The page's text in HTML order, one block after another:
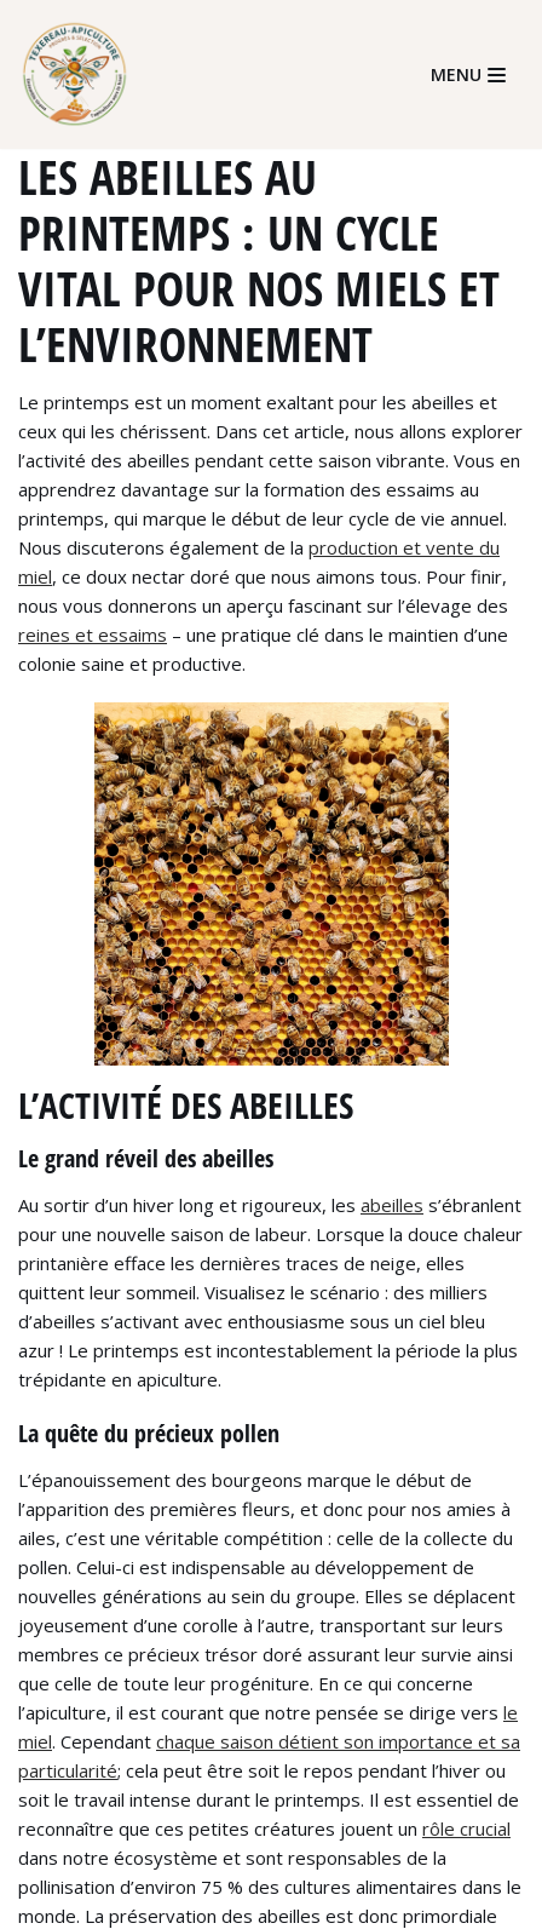
Skip
to
content
MENU
LES ABEILLES AU
PRINTEMPS : UN CYCLE
VITAL POUR NOS MIELS ET
L’ENVIRONNEMENT
Le printemps est un moment exaltant pour les abeilles et
ceux qui les chérissent. Dans cet article, nous allons explorer
l’activité des abeilles pendant cette saison vibrante. Vous en
apprendrez davantage sur la formation des essaims au
printemps, qui marque le début de leur cycle de vie annuel.
Nous discuterons également de la production et vente du
miel, ce doux nectar doré que nous aimons tous. Pour finir,
nous vous donnerons un aperçu fascinant sur l’élevage des
reines et essaims – une pratique clé dans le maintien d’une
colonie saine et productive.
L’ACTIVITÉ DES ABEILLES
Le grand réveil des abeilles
Au sortir d’un hiver long et rigoureux, les abeilles s’ébranlent
pour une nouvelle saison de labeur. Lorsque la douce chaleur
printanière efface les dernières traces de neige, elles
quittent leur sommeil. Visualisez le scénario : des milliers
d’abeilles s’activant avec enthousiasme sous un ciel bleu
azur ! Le printemps est incontestablement la période la plus
trépidante en apiculture.
La quête du précieux pollen
L’épanouissement des bourgeons marque le début de
l’apparition des premières fleurs, et donc pour nos amies à
ailes, c’est une véritable compétition : celle de la collecte du
pollen. Celui-ci est indispensable au développement de
nouvelles générations au sein du groupe. Elles se déplacent
joyeusement d’une corolle à l’autre, transportant sur leurs
membres ce précieux trésor doré assurant leur survie ainsi
que celle de toute leur progéniture. En ce qui concerne
l’apiculture, il est courant que notre pensée se dirige vers le
miel. Cependant chaque saison détient son importance et sa
particularité; cela peut être soit le repos pendant l’hiver ou
soit le travail intense durant le printemps. Il est essentiel de
reconnaître que ces petites créatures jouent un rôle crucial
dans notre écosystème et sont responsables de la
pollinisation d’environ 75 % des cultures alimentaires dans le
monde. La préservation des abeilles est donc primordiale